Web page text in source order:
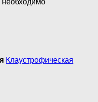
Клаустрофическая